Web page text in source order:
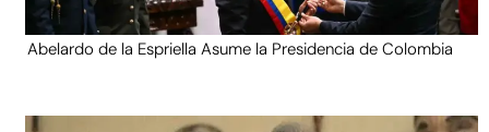
Abelardo de la Espriella Asume la Presidencia de Colombia